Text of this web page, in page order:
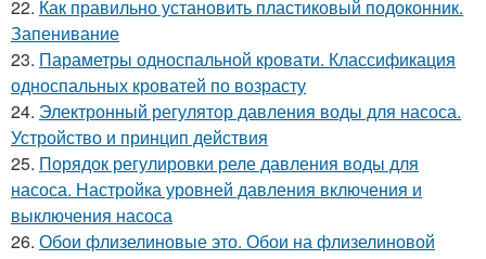
22. Как правильно установить пластиковый подоконник.
Запенивание
23. Параметры односпальной кровати. Классификация
односпальных кроватей по возрасту
24. Электронный регулятор давления воды для насоса.
Устройство и принцип действия
25. Порядок регулировки реле давления воды для
насоса. Настройка уровней давления включения и
выключения насоса
26. Обои флизелиновые это. Обои на флизелиновой